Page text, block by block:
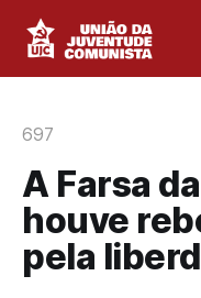
697
A Farsa
houve
pela